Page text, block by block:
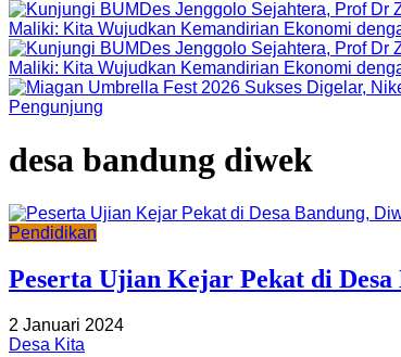
Maliki: Kita Wujudkan Kemandirian Ekonomi
Maliki: Kita Wujudkan Kemandirian Ekonomi
Pengunjung
desa bandung diwek
Pendidikan
Peserta Ujian Kejar Pekat di
2 Januari 2024
Desa Kita